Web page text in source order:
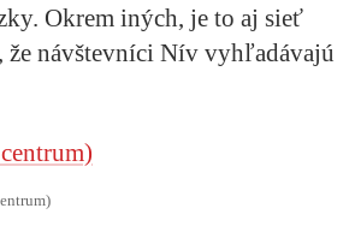
Okrem iných, je to aj sieť
návštevníci Nív vyhľadávajú